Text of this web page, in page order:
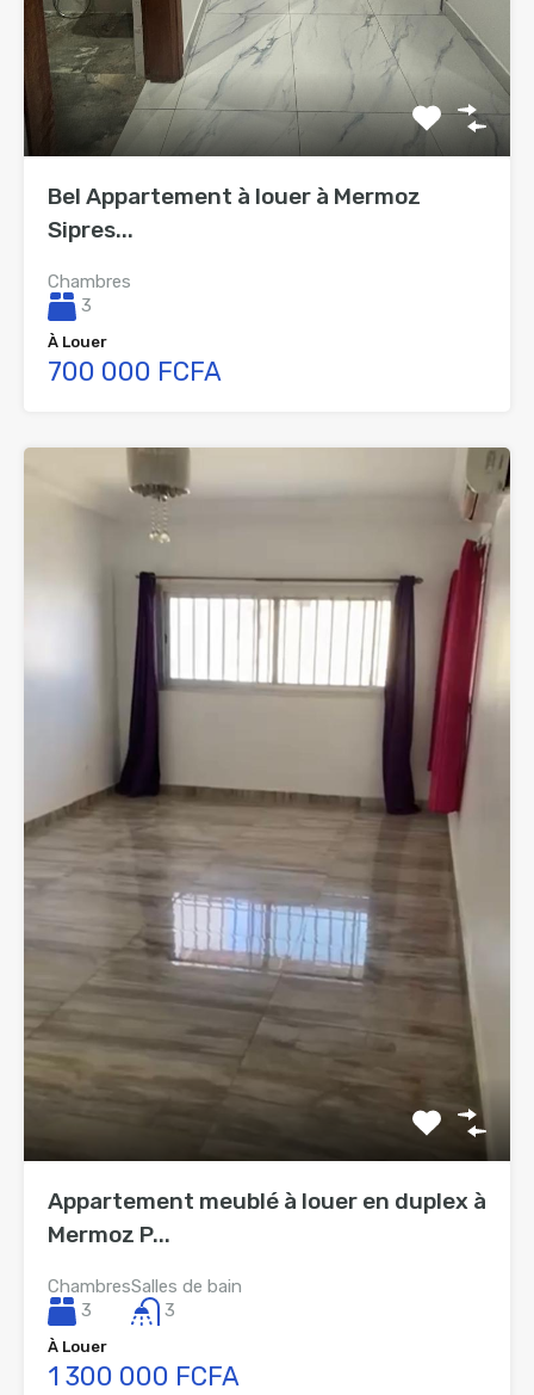
Bel Appartement à louer à Mermoz
Sipres...
Chambres
3
À Louer
700 000 FCFA
Appartement meublé à louer en duplex à
Mermoz P...
Chambres
3
Salles de bain
3
À Louer
1 300 000 FCFA